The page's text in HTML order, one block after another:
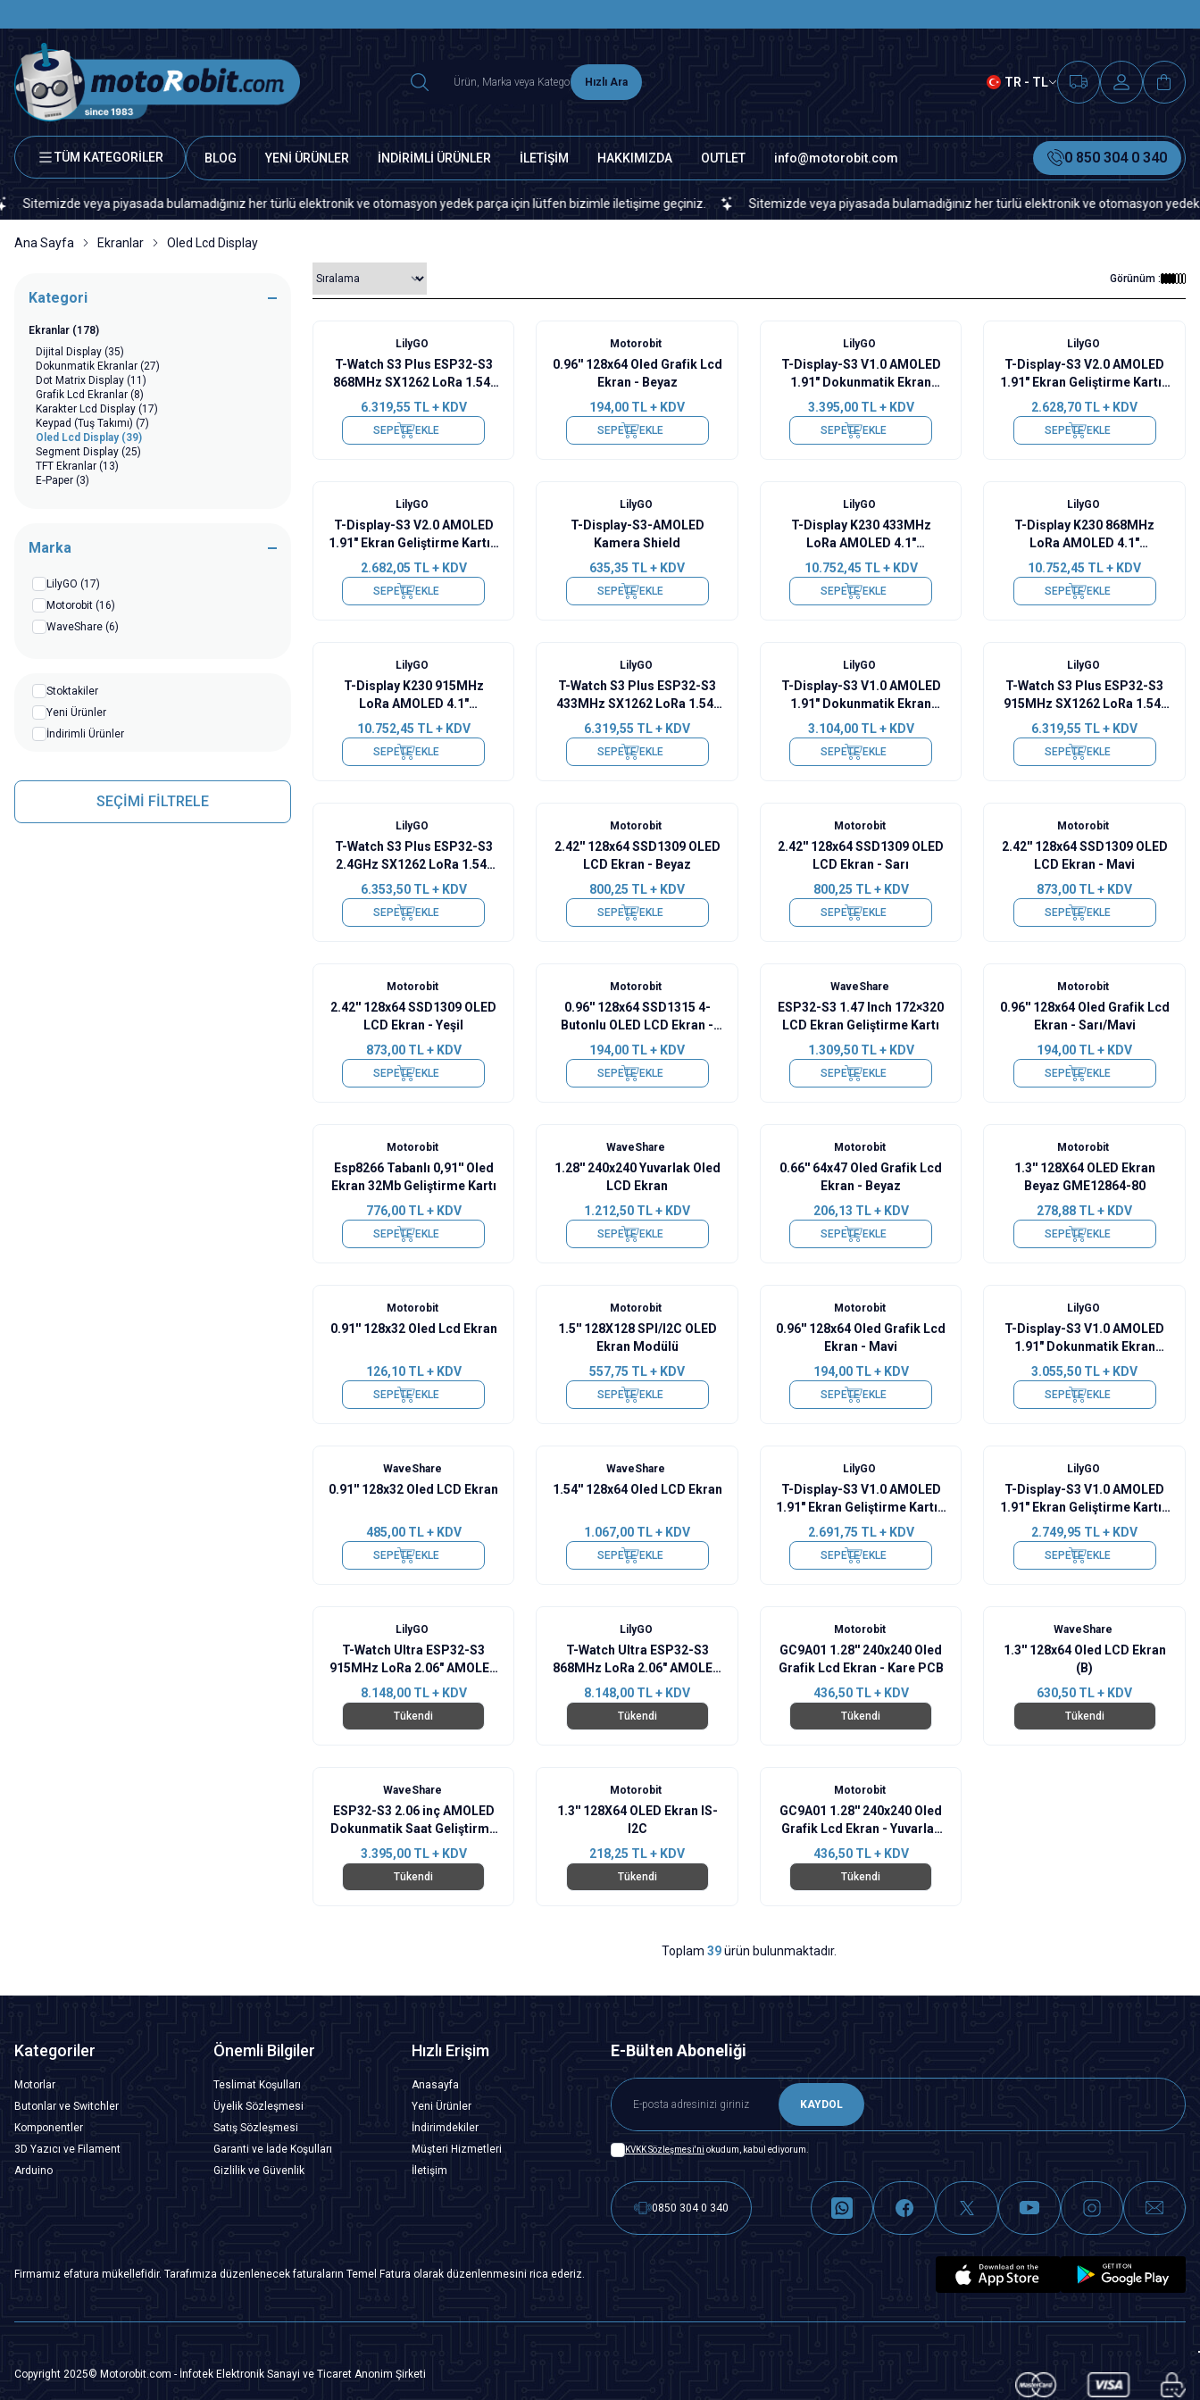
Hızlı Ara TR - TL
TÜM KATEGORİLER BLOG YENİ ÜRÜNLER İNDİRİMLİ ÜRÜNLER İLETİŞİM HAKKIMIZDA OUTLET info@motorobit.com 0 850 304 0 340
veya piyasada bulamadığınız her türlü elektronik ve otomasyon yedek parça için lütfen bizimle iletişime geçiniz. Sitemizde veya piyasada bulamadığınız her türlü elektronik ve otomasyon yedek parça
Ana Sayfa Ekranlar Oled Lcd Display
Kategori
Ekranlar (178)
Dijital Display (35)
Dokunmatik Ekranlar (27)
Dot Matrix Display (11)
Grafik Lcd Ekranlar (8)
Karakter Lcd Display (17)
Keypad (Tuş Takımı) (7)
Oled Lcd Display (39)
Segment Display (25)
TFT Ekranlar (13)
E‑Paper (3)
Marka
LilyGO (17)
Motorobit (16)
WaveShare (6)
Stoktakiler
Yeni Ürünler
İndirimli Ürünler
SEÇİMİ FİLTRELE
Görünüm :
LilyGO
T-Watch S3 Plus ESP32-S3
868MHz SX1262 LoRa 1.54"
LCD Akıllı Saat
6.319,55 TL + KDV
SEPETE EKLE
Motorobit
0.96'' 128x64 Oled Grafik Lcd
Ekran - Beyaz
194,00 TL + KDV
SEPETE EKLE
LilyGO
T-Display-S3 V1.0 AMOLED
1.91" Dokunmatik Ekran
Geliştirme Kartı - Kutulu
3.395,00TL + KDV
SEPETE EKLE
LilyGO
T-Display-S3 V2.0 AMOLED
1.91" Ekran Geliştirme Kartı -
Lehimsiz
2.628,70 TL + KDV
SEPETE EKLE
LilyGO
T-Display-S3 V2.0 AMOLED
1.91" Ekran Geliştirme Kartı -
Lehimli
2.682,05 TL + KDV
SEPETE EKLE
LilyGO
T-Display-S3-AMOLED
Kamera Shield
635,35 TL + KDV
SEPETE EKLE
LilyGO
T-Display K230 433MHz
LoRa AMOLED 4.1"
Dokunmatik Ekran Kameralı
Geliştirme Kartı
10.752,45 TL + KDV
SEPETE EKLE
LilyGO
T-Display K230 868MHz
LoRa AMOLED 4.1"
Dokunmatik Ekran Kameralı
Geliştirme Kartı
10.752,45 TL + KDV
SEPETE EKLE
LilyGO
T-Display K230 915MHz
LoRa AMOLED 4.1"
Dokunmatik Ekran Kameralı
Geliştirme Kartı
10.752,45 TL + KDV
SEPETE EKLE
LilyGO
T-Watch S3 Plus ESP32-S3
433MHz SX1262 LoRa 1.54"
LCD Akıllı Saat
6.319,55 TL + KDV
SEPETE EKLE
LilyGO
T-Display-S3 V1.0 AMOLED
1.91" Dokunmatik Ekran
Geliştirme Kartı - Lehimli
3.104,00TL + KDV
SEPETE EKLE
LilyGO
T-Watch S3 Plus ESP32-S3
915MHz SX1262 LoRa 1.54"
LCD Akıllı Saat
6.319,55 TL + KDV
SEPETE EKLE
LilyGO
T-Watch S3 Plus ESP32-S3
2.4GHz SX1262 LoRa 1.54"
LCD Akıllı Saat
6.353,50TL + KDV
SEPETE EKLE
Motorobit
2.42'' 128x64 SSD1309 OLED
LCD Ekran - Beyaz
800,25 TL + KDV
SEPETE EKLE
Motorobit
2.42'' 128x64 SSD1309 OLED
LCD Ekran - Sarı
800,25 TL + KDV
SEPETE EKLE
Motorobit
2.42'' 128x64 SSD1309 OLED
LCD Ekran - Mavi
873,00 TL + KDV
SEPETE EKLE
Motorobit
2.42'' 128x64 SSD1309 OLED
LCD Ekran - Yeşil
873,00TL + KDV
SEPETE EKLE
Motorobit
0.96'' 128x64 SSD1315 4-
Butonlu OLED LCD Ekran -
Beyaz
194,00 TL + KDV
SEPETE EKLE
WaveShare
ESP32-S3 1.47 Inch 172×320
LCD Ekran Geliştirme Kartı
1.309,50TL + KDV
SEPETE EKLE
Motorobit
0.96'' 128x64 Oled Grafik Lcd
Ekran - Sarı/Mavi
194,00 TL + KDV
SEPETE EKLE
Motorobit
Esp8266 Tabanlı 0,91'' Oled
Ekran 32Mb Geliştirme Kartı
776,00TL + KDV
SEPETE EKLE
WaveShare
1.28'' 240x240 Yuvarlak Oled
LCD Ekran
1.212,50 TL + KDV
SEPETE EKLE
Motorobit
0.66'' 64x47 Oled Grafik Lcd
Ekran - Beyaz
206,13 TL + KDV
SEPETE EKLE
Motorobit
1.3'' 128X64 OLED Ekran
Beyaz GME12864-80
278,88 TL + KDV
SEPETE EKLE
Motorobit
0.91'' 128x32 Oled Lcd Ekran
126,10TL + KDV
SEPETE EKLE
Motorobit
1.5'' 128X128 SPI/I2C OLED
Ekran Modülü
557,75 TL + KDV
SEPETE EKLE
Motorobit
0.96'' 128x64 Oled Grafik Lcd
Ekran - Mavi
194,00TL + KDV
SEPETE EKLE
LilyGO
T-Display-S3 V1.0 AMOLED
1.91" Dokunmatik Ekran
Geliştirme Kartı - Lehimsiz
3.055,50 TL + KDV
SEPETE EKLE
WaveShare
0.91'' 128x32 Oled LCD Ekran
485,00TL + KDV
SEPETE EKLE
WaveShare
1.54'' 128x64 Oled LCD Ekran
1.067,00 TL + KDV
SEPETE EKLE
LilyGO
T-Display-S3 V1.0 AMOLED
1.91" Ekran Geliştirme Kartı -
Lehimsiz
2.691,75 TL + KDV
SEPETE EKLE
LilyGO
T-Display-S3 V1.0 AMOLED
1.91" Ekran Geliştirme Kartı -
Lehimli
2.749,95 TL + KDV
SEPETE EKLE
LilyGO
T-Watch Ultra ESP32-S3
915MHz LoRa 2.06" AMOLED
& GNSS Akıllı Saat
8.148,00TL + KDV
Tükendi
LilyGO
T-Watch Ultra ESP32-S3
868MHz LoRa 2.06" AMOLED
& GNSS Akıllı Saat
8.148,00 TL + KDV
Tükendi
Motorobit
GC9A01 1.28'' 240x240 Oled
Grafik Lcd Ekran - Kare PCB
436,50TL + KDV
Tükendi
WaveShare
1.3'' 128x64 Oled LCD Ekran
(B)
630,50 TL + KDV
Tükendi
WaveShare
ESP32-S3 2.06 inç AMOLED
Dokunmatik Saat Geliştirme
Ekranı
3.395,00TL + KDV
Tükendi
Motorobit
1.3'' 128X64 OLED Ekran IS-
I2C
218,25 TL + KDV
Tükendi
Motorobit
GC9A01 1.28'' 240x240 Oled
Grafik Lcd Ekran - Yuvarlak
PCB
436,50TL + KDV
Tükendi
Toplam 39ürün bulunmaktadır.
Kategoriler
Motorlar
Butonlar ve Switchler
Komponentler
3D Yazıcı ve Filament
Arduino
Önemli Bilgiler
Teslimat Koşulları
Üyelik Sözleşmesi
Satış Sözleşmesi
Garanti ve İade Koşulları
Gizlilik ve Güvenlik
Hızlı Erişim
Anasayfa
Yeni Ürünler
İndirimdekiler
Müşteri Hizmetleri
İletişim
E-Bülten Aboneliği
KAYDOL
KVKK Sözleşmesi'ni okudum, kabul ediyorum.
0850 304 0 340
Firmamız efatura mükellefidir. Tarafımıza düzenlenecek faturaların Temel Fatura olarak düzenlenmesini rica ederiz.
Copyright 2025© Motorobit.com - İnfotek Elektronik Sanayi ve Ticaret Anonim Şirketi